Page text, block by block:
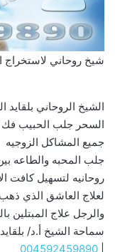
شيخ روحاني لاستخراج
الشيخ الروحاني
السحر جلب الحبيب
جميع المشاكل الزوجيه
جلب المحبه والطاعه
روحانيه لتسهيل كافت
لعلاج العاشق الذي
والرجل علاج المبتلين
سماحة الشيخ أ.د/
004592459890